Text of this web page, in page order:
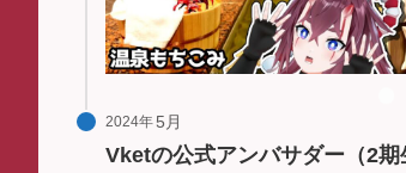
2024年
Vketの公式アンバサダー（2期